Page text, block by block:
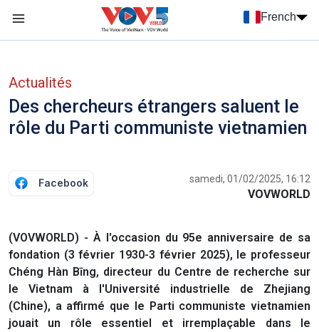
French
Actualités
Des chercheurs étrangers saluent le
rôle du Parti communiste vietnamien
Facebook samedi, 01/02/2025, 16:12
VOVWORLD
(VOVWORLD) - À l'occasion du 95e anniversaire de sa
fondation (3 février 1930-3 février 2025), le professeur
Chéng Hàn Bīng, directeur du Centre de recherche sur
le Vietnam à l'Université industrielle de Zhejiang
(Chine), a affirmé que le Parti communiste vietnamien
jouait un rôle essentiel et irremplaçable dans le